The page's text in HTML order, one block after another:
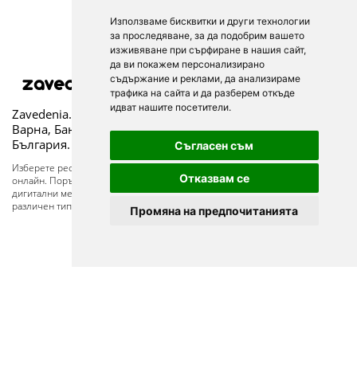
Използваме бисквитки и други технологии
за проследяване, за да подобрим вашето
изживяване при сърфиране в нашия сайт,
да ви покажем персонализирано
съдържание и реклами, да анализираме
трафика на сайта и да разберем откъде
идват нашите посетители.
Съгласен съм
Отказвам се
Промяна на предпочитанията
© 2025
Zavedenia.bg - каталог за заведения София, Пловдив,
Варна, Банско. Актуална информация за заведенията в
България.
Изберете ресторант, бар, клуб, механа или пицария. Резервирайте маса
онлайн. Поръчайте храна за вкъщи. Вижте актуални оферти, събития,
дигитални менюта. Ресторанти за специални поводи, ресторанти с
различен тип кухня.